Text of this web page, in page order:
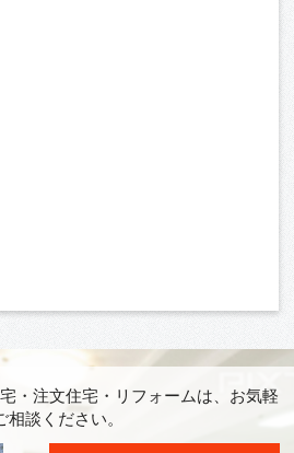
・注文住宅・リフォームは、お気軽
相談ください。